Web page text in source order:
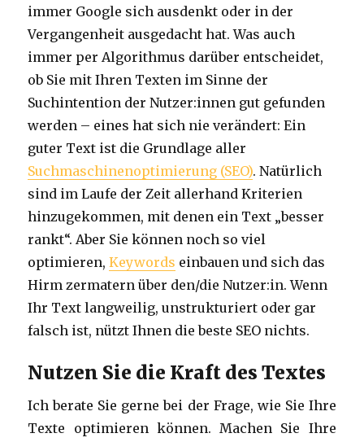
immer Google sich ausdenkt oder in der
Vergangenheit ausgedacht hat. Was auch
immer per Algorithmus darüber entscheidet,
ob Sie mit Ihren Texten im Sinne der
Suchintention der Nutzer:innen gut gefunden
werden – eines hat sich nie verändert: Ein
guter Text ist die Grundlage aller
Suchmaschinenoptimierung (SEO). Natürlich
sind im Laufe der Zeit allerhand Kriterien
hinzugekommen, mit denen ein Text „besser
rankt“. Aber Sie können noch so viel
optimieren,Keywords einbauen und sich das
Hirm zermatern über den/die Nutzer:in. Wenn
Ihr Text langweilig, unstrukturiert oder gar
falsch ist, nützt Ihnen die beste SEO nichts.
Nutzen Sie die Kraft des Textes
Ich berate Sie gerne bei der Frage, wie Sie Ihre
Texte optimieren können. Machen Sie Ihre